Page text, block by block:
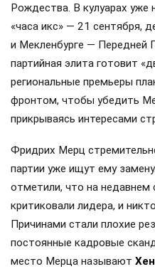
Рождества. В кулуарах
«часа икс» — 21 сентября,
и Мекленбурге — Передней
партийная элита готовит
региональные премьеры
фронтом, чтобы убедить
прикрываясь интересами
Фридрих Мерц
партии уже ищут ему
отметили, что на
критиковали лидера, и
Причинами стали плохие
постоянные кадровые
место Мерца называют